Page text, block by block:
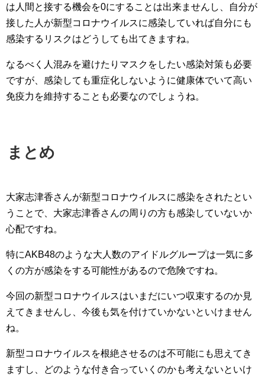
は人間と接する機会を0にすることは出来ませんし、自分が
接した人が新型コロナウイルスに感染していれば自分にも
感染するリスクはどうしても出てきますね。
なるべく人混みを避けたりマスクをしたい感染対策も必要
ですが、感染しても重症化しないように健康体でいて高い
免疫力を維持することも必要なのでしょうね。
まとめ
大家志津香さんが新型コロナウイルスに感染をされたとい
うことで、大家志津香さんの周りの方も感染していないか
心配ですね。
特にAKB48のような大人数のアイドルグループは一気に多
くの方が感染をする可能性があるので危険ですね。
今回の新型コロナウイルスはいまだにいつ収束するのか見
えてきませんし、今後も気を付けていかないといけません
ね。
新型コロナウイルスを根絶させるのは不可能にも思えてき
ますし、どのような付き合っていくのかも考えないといけ